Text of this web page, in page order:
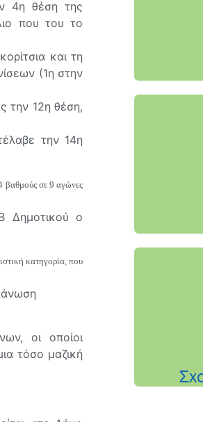
4η θέση της
που του το
και τη
(1η στην
την 12η θέση,
την 14η
βαθμούς σε 9 αγώνες
Δημοτικού ο
κατηγορία, που
οι οποίοι
τόσο μαζική